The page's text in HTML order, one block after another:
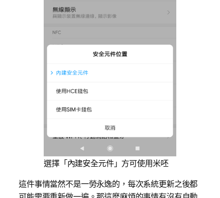
選擇「內建安全元件」方可使用米呸
這件事情當然不是一勞永逸的，每次系統更新之後都